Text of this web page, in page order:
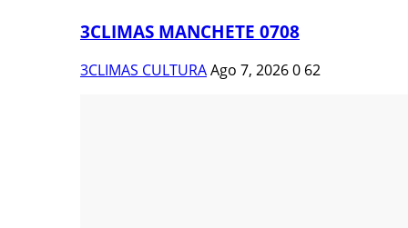
3CLIMAS MANCHETE 0708
3CLIMAS CULTURAAgo 7, 20260 62